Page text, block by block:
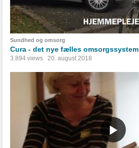
Sundhed og omsorg
Cura - det nye fælles omsorgssystem
3.894 views 20. august 2018